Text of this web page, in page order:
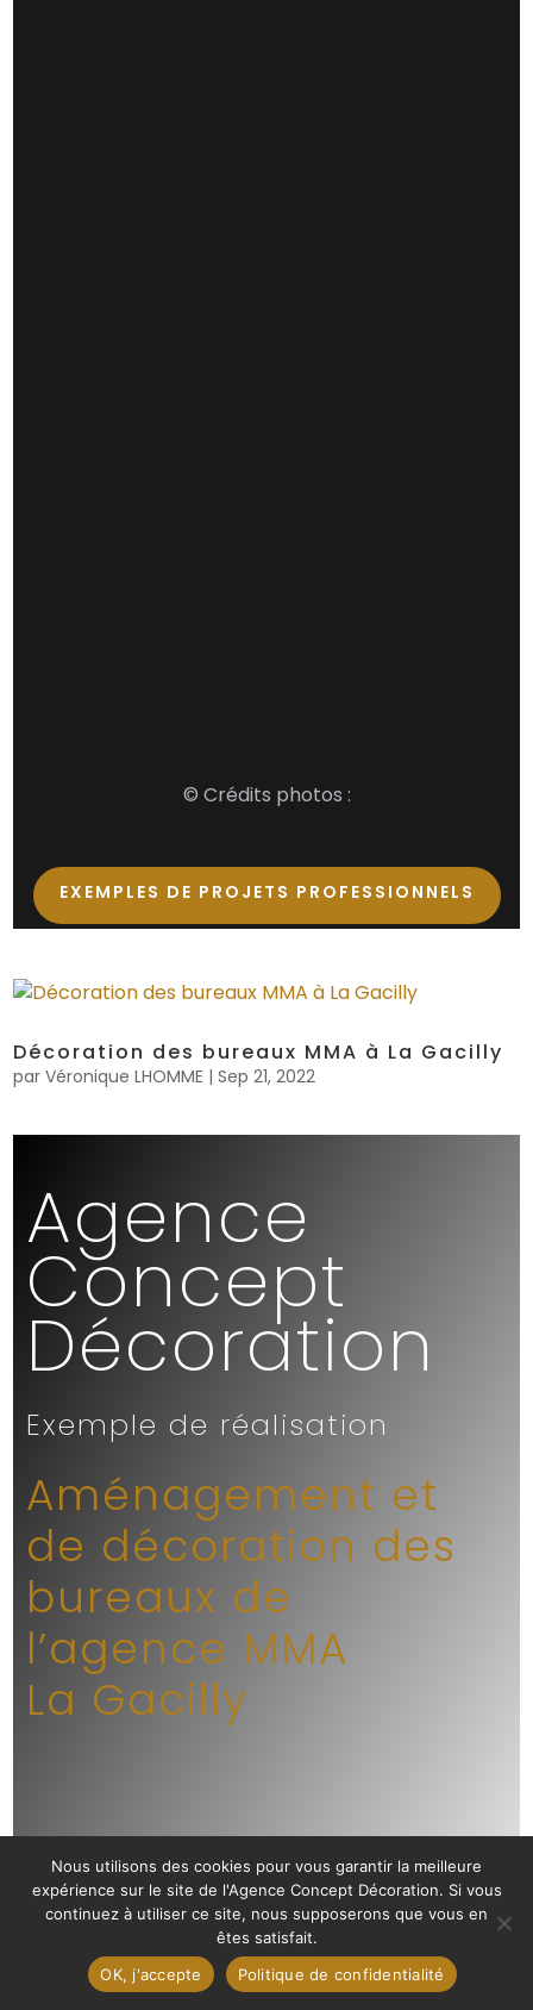
© Crédits photos :
EXEMPLES DE PROJETS PROFESSIONNELS
Décoration des bureaux MMA à La Gacilly
parVéronique LHOMME |Sep 21, 2022
Agence
Concept
Décoration
Exemple de réalisation
Aménagement et
de décoration des
bureaux de
l’agence MMA
La Gacilly
Nous utilisons des cookies pour vous garantir la meilleure
expérience sur le site de l'Agence Concept Décoration. Si vous
continuez à utiliser ce site, nous supposerons que vous en
êtes satisfait.
OK, j'accepte
Politique de confidentialité